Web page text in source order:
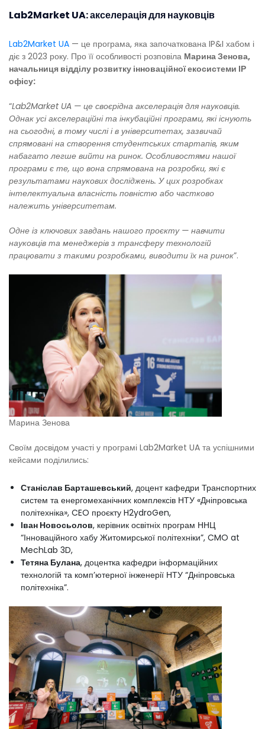
Lab2Market UA: акселерація для науковців
Lab2Market UA — це програма, яка започаткована IP&I хабом і
діє з 2023 року. Про її особливості розповіла Марина Зенова,
начальниця відділу розвитку інноваційної екосистеми ІР
офісу:
“Lab2Market UA — це своєрідна акселерація для науковців.
Однак усі акселераційні та інкубаційні програми, які існують
на сьогодні, в тому числі і в університетах, зазвичай
спрямовані на створення студентських стартапів, яким
набагато легше вийти на ринок. Особливостями нашої
програми є те, що вона спрямована на розробки, які є
результатами наукових досліджень. У цих розробках
інтелектуальна власність повністю або частково
належить університетам.
Одне із ключових завдань нашого проєкту — навчити
науковців та менеджерів з трансферу технологій
працювати з такими розробками, виводити їх на ринок”.
Марина Зенова
Своїм досвідом участі у програмі Lab2Market UA та успішними
кейсами поділились:
Станіслав Барташевський, доцент кафедри Транспортних
систем та енергомеханічних комплексів НТУ «Дніпровська
політехніка», CEO проєкту H2ydroGen,
Іван Новосьолов, керівник освітніх програм ННЦ
“Інноваційного хабу Житомирської політехніки”, CMO at
MechLab 3D,
Тетяна Булана, доцентка кафедри інформаційних
технологій та комп’ютерної інженерії НТУ “Дніпровська
політехніка”.